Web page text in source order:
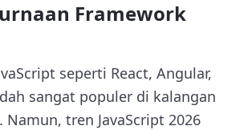
Framework
seperti React, Angular,
sangat populer di kalangan
Namun, tren JavaScript 2026